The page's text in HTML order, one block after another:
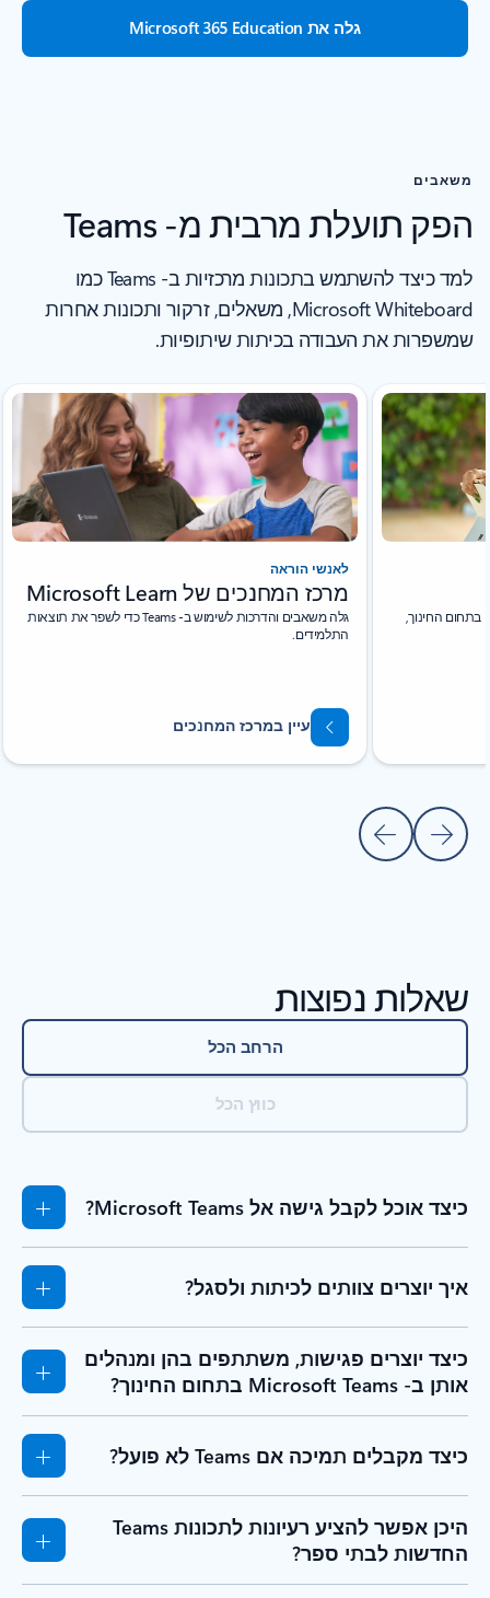
גלה את Microsoft 365 Education
משאבים
הפק תועלת מרבית מ- Teams
למד כיצד להשתמש בתכונות מרכזיות ב- Teams כמו
Microsoft Whiteboard, משאלים, זרקור ותכונות אחרות
שמשפרות את העבודה בכיתות שיתופיות.
מציג שקופית 3 מתוך 4
הבאה
למד על שכלולי AI חדשים ב- Microsoft Teams בתחום החינוך,
לאנשי הוראה
מרכז המחנכים של Microsoft Learn
גלה משאבים והדרכות לשימוש ב- Teams כדי לשפר את תוצאות
התלמידים.
עיין במרכז המחנכים
שאלות נפוצות
הרחב הכל
כווץ הכל
כיצד אוכל לקבל גישה אל Microsoft Teams?
איך יוצרים צוותים לכיתות ולסגל?
כיצד יוצרים פגישות, משתתפים בהן ומנהלים
אותן ב- Microsoft Teams בתחום החינוך?
כיצד מקבלים תמיכה אם Teams לא פועל?
היכן אפשר להציע רעיונות לתכונות Teams
החדשות לבתי ספר?